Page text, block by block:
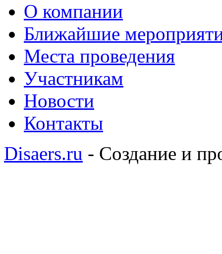
О компании
Ближайшие
Места проведения
Участникам
Новости
Контакты
Disaers.ru - Создание и